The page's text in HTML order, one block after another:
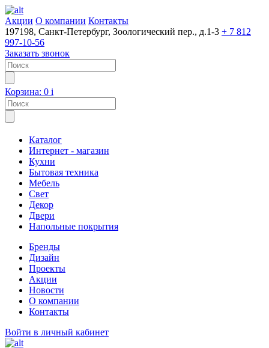
Акции О компании Контакты
197198, Санкт-Петербург, Зоологический пер., д.1-3 + 7 812
997-10-56
Заказать звонок
Корзина: 0 i
Каталог
Интернет - магазин
Кухни
Бытовая техника
Мебель
Свет
Декор
Двери
Напольные покрытия
Бренды
Дизайн
Проекты
Акции
Новости
О компании
Контакты
Войти в личный кабинет